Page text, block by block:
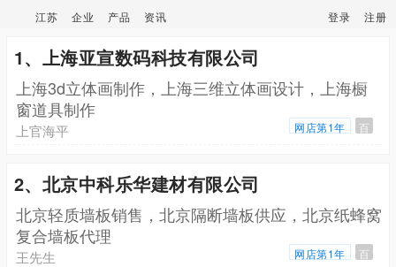
江苏 企业 产品 资讯 登录 注册
1、上海亚宣数码科技有限公司
上海3d立体画制作，上海三维立体画设计，上海橱
窗道具制作
上官海平 网店第1年 百
2、北京中科乐华建材有限公司
北京轻质墙板销售，北京隔断墙板供应，北京纸蜂窝
复合墙板代理
王先生 网店第1年 百